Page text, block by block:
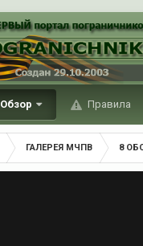
Обзор Правила
ГАЛЕРЕЯ МЧПВ 8